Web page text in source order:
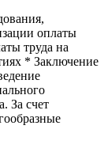
оплаты
труда на
* Заключение
За счет